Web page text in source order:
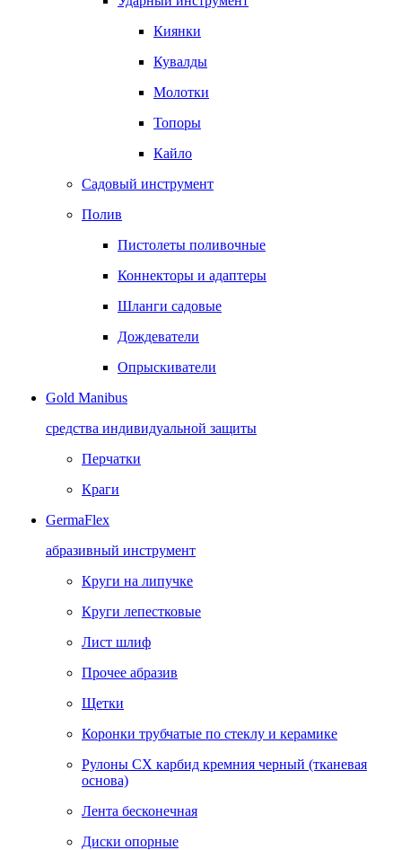
Киянки
Кувалды
Молотки
Топоры
Кайло
Садовый инструмент
Полив
Пистолеты поливочные
Коннекторы и адаптеры
Шланги садовые
Дождеватели
Опрыскиватели
Gold Manibus
средства индивидуальной защиты
Перчатки
Краги
GermaFlex
абразивный инструмент
Круги на липучке
Круги лепестковые
Лист шлиф
Прочее абразив
Щетки
Коронки трубчатые по стеклу и керамике
Рулоны CX карбид кремния черный (тканевая
основа)
Лента бесконечная
Диски опорные